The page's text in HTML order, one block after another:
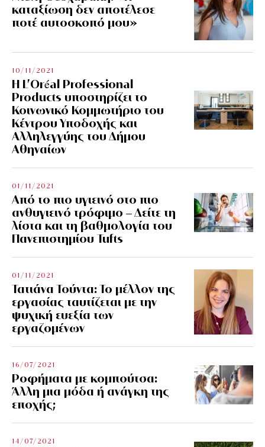
καταξίωση δεν αποτέλεσε
ποτέ αυτοσκοπό μου»
10/11/2021
Η L’Οréal Professional
Products υποστηρίζει το
Κοινωνικό Κομμωτήριο του
Κέντρου Υποδοχής και
Αλληλεγγύης του Δήμου
Αθηναίων
01/11/2021
Από το πιο υγιεινό στο πιο
ανθυγιεινό τρόφιμο – Δείτε τη
λίστα και τη βαθμολογία του
Πανεπιστημίου Tufts
01/11/2021
Τατιάνα Τούντα: Το μέλλον της
εργασίας ταυτίζεται με την
ψυχική ευεξία των
εργαζομένων
16/07/2021
Ροφήματα με κομπούτσα:
Άλλη μια μόδα ή ανάγκη της
εποχής;
14/07/2021